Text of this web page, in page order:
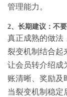
管理能力。
2、长期建议：不
真正成熟的做法
裂变机制结合起
让会员转介绍成
账清晰、奖励及
当裂变机制稳定